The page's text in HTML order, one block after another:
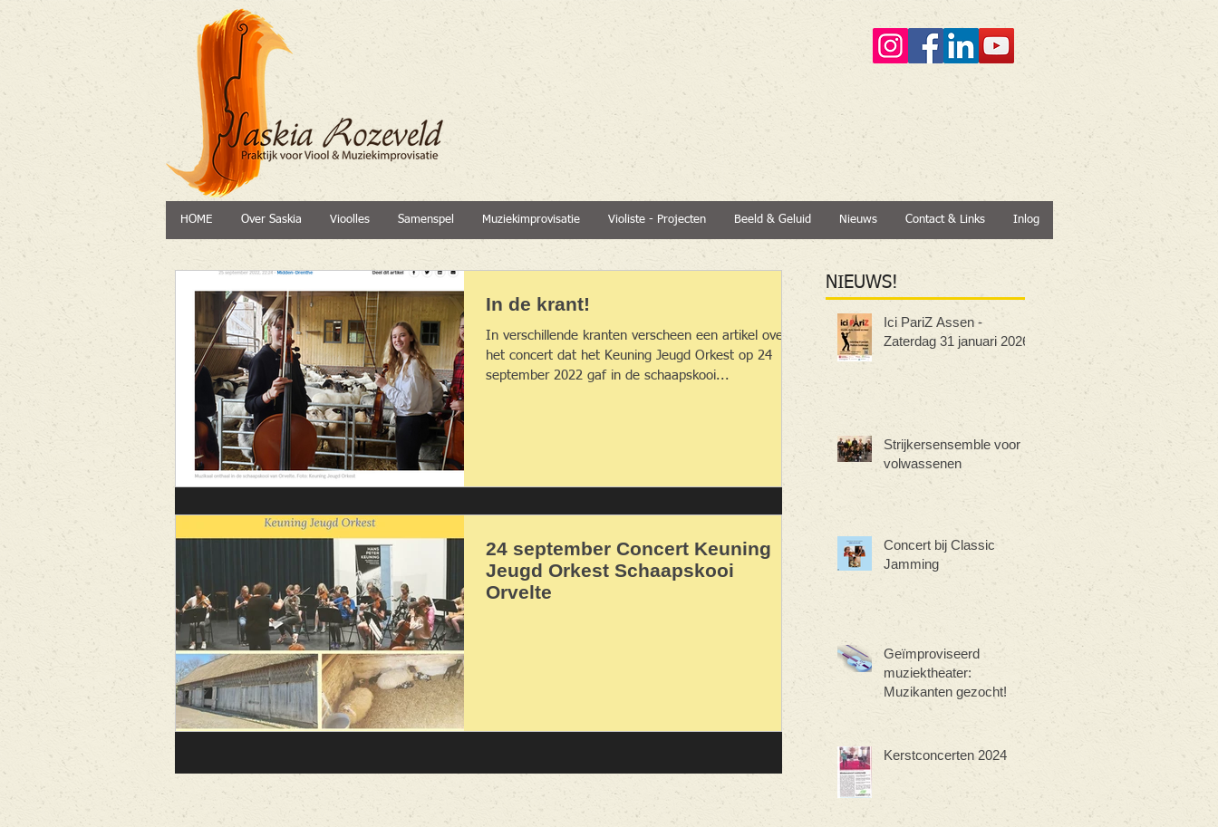
HOME Over Saskia Vioolles Samenspel Muziekimprovisatie Violiste - Projecten Beeld & Geluid Nieuws Contact & Links Inlog
In de krant!
In verschillende kranten verscheen een artikel over
het concert dat het Keuning Jeugd Orkest op 24
september 2022 gaf in de schaapskooi...
24 september Concert Keuning
Jeugd Orkest Schaapskooi
Orvelte
NIEUWS!
Ici PariZ Assen -
Zaterdag 31 januari 2026
Strijkersensemble voor
volwassenen
Concert bij Classic
Jamming
Geïmproviseerd
muziektheater:
Muzikanten gezocht!
Kerstconcerten 2024